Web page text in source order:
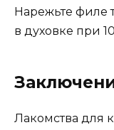
Нарежьте филе
в духовке при
Лакомства для